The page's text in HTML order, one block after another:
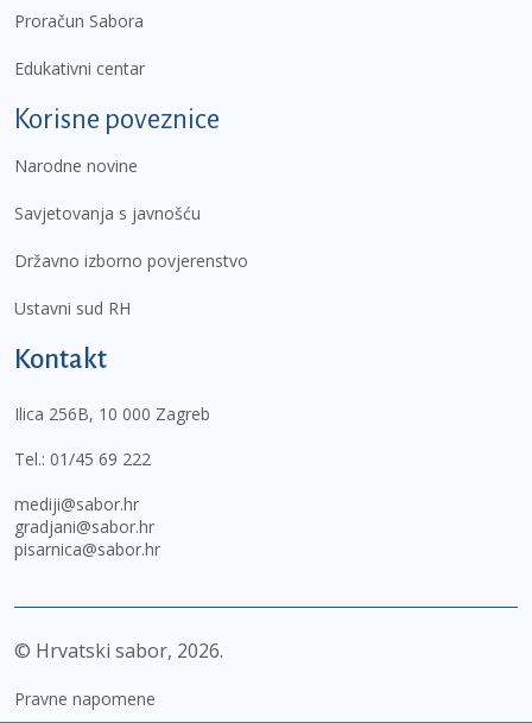
Proračun Sabora
Edukativni centar
Korisne poveznice
Narodne novine
Savjetovanja s javnošću
Državno izborno povjerenstvo
Ustavni sud RH
Kontakt
Ilica 256B, 10 000 Zagreb
Tel.: 01/45 69 222
mediji@sabor.hr
gradjani@sabor.hr
pisarnica@sabor.hr
© Hrvatski sabor, 2026
Pravne napomene